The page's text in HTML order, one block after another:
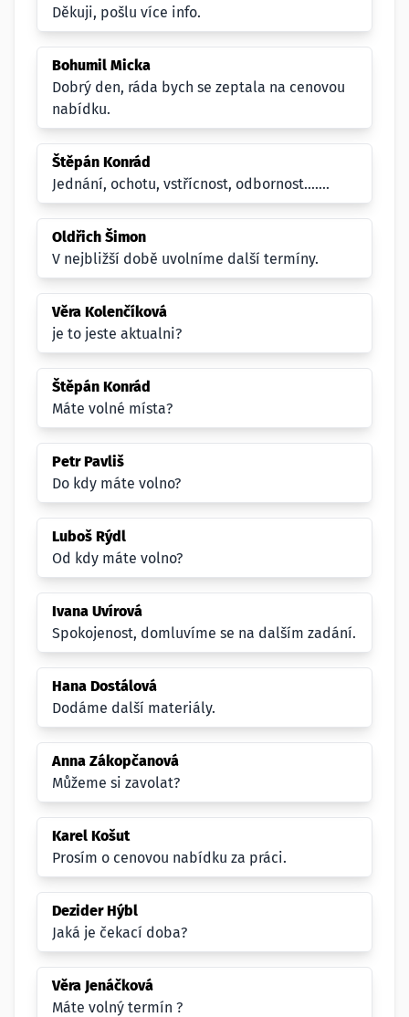
Děkuji, pošlu více info.
Bohumil Micka
Dobrý den, ráda bych se zeptala na cenovou
nabídku.
Štěpán Konrád
Jednání, ochotu, vstřícnost, odbornost.......
Oldřich Šimon
V nejbližší době uvolníme další termíny.
Věra Kolenčíková
je to jeste aktualni?
Štěpán Konrád
Máte volné místa?
Petr Pavliš
Do kdy máte volno?
Luboš Rýdl
Od kdy máte volno?
Ivana Uvírová
Spokojenost, domluvíme se na dalším zadání.
Hana Dostálová
Dodáme další materiály.
Anna Zákopčanová
Můžeme si zavolat?
Karel Košut
Prosím o cenovou nabídku za práci.
Dezider Hýbl
Jaká je čekací doba?
Věra Jenáčková
Máte volný termín ?